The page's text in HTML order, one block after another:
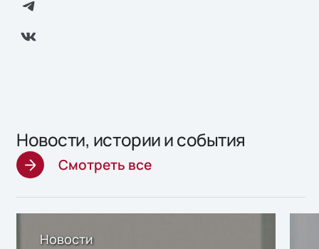
Новости, истории и события
Смотреть все
Новости